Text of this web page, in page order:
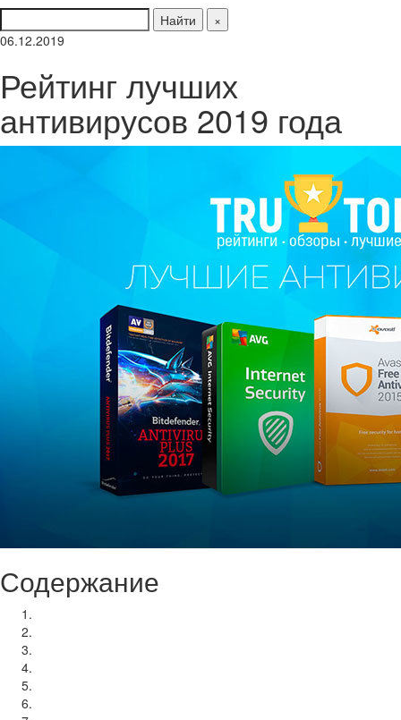
Найти
×
06.12.2019
Рейтинг лучших
антивирусов 2019 года
Содержание